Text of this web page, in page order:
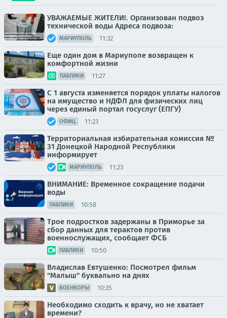
УВАЖАЕМЫЕ ЖИТЕЛИ!. Организован подвоз
технической воды Адреса подвоза:
МАРИУПОЛЬ 11:32
Еще один дом в Мариуполе возвращен к
комфортной жизни
ПАБЛИКИ 11:27
С 1 августа изменяется порядок уплаты налогов
на имущество и НДФЛ для физических лиц
через единый портал госуслуг (ЕПГУ)
ОФИЦ. 11:23
Территориальная избирательная комиссия №
31 Донецкой Народной Республики
информирует
МАРИУПОЛЬ 11:23
ВНИМАНИЕ: Временное сокращение подачи
воды
ПАБЛИКИ 10:58
Трое подростков задержаны в Приморье за
сбор данных для терактов против
военнослужащих, сообщает ФСБ
ПАБЛИКИ 10:50
Владислав Евтушенко: Посмотрел фильм
"Малыш" буквально на днях
ВОЕНКОРЫ 10:35
Необходимо сходить к врачу, но не хватает
времени?